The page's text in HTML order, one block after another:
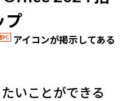
プ
PC
アイコンが掲示してある
いことができる